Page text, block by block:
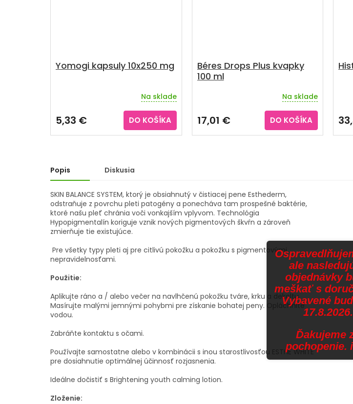
Yomogi kapsuly 10x250 mg
produktu
je
4,1
Na sklade
5,33 € DO KOŠÍKA
Béres Drops Plus kvapky
100 ml
produktu
je
3,7
Na sklade
17,01 € DO KOŠÍKA
je
4,5
Popis Diskusia
SKIN BALANCE SYSTEM, ktorý je obsiahnutý v čistiacej pene Esthederm,
odstraňuje z povrchu pleti patogény a ponecháva tam prospešné baktérie,
ktoré našu pleť chránia voči vonkajším vplyvom. Technológia
Hypopigmentalín koriguje vznik nových pigmentových škvŕn a zároveň
zmierňuje tie existujúce.
Pre všetky typy pleti aj pre citlivú pokožku a pokožku s pigmentovými
nepravidelnosťami.
Použitie:
Aplikujte ráno a / alebo večer na navlhčenú pokožku tváre, krku a dekoltu.
Masírujte malými jemnými pohybmi pre získanie bohatej peny. Opláchnite
vodou.
Zabráňte kontaktu s očami.
Používajte samostatne alebo v kombinácii s inou starostlivosťou ESTHE WHITE
pre dosiahnutie optimálnej účinnosť rozjasnenia.
Ideálne dočistiť s Brightening youth calming lotion.
Zloženie:
ale
objednávky
meškať s
Vybavené
17.8.2026.
Ďakujeme
pochopenie.